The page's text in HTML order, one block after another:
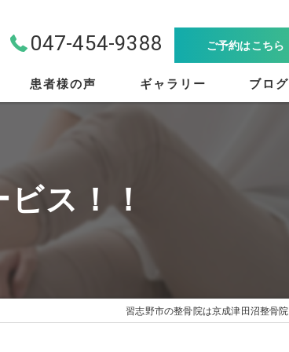
047-454-9388 ご予約はこちら
患者様の声 ギャラリー ブログ
ス！！
習志野市の整骨院は京成津田沼整骨院